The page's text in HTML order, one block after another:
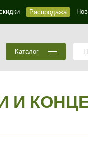
Распродажа
Каталог
И